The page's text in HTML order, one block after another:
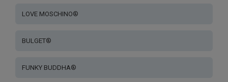
LOVE MOSCHINO®
BULGET®
FUNKY BUDDHA®